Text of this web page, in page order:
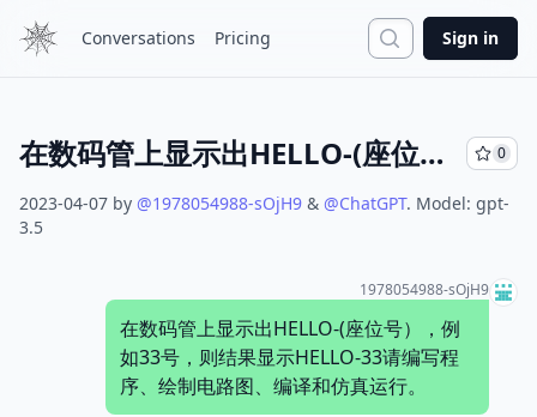
Conversations Pricing Search
Sign in
在数码管上显示出HELLO-(座位号），例如33号，则结果显示HELLO-33请编写程序、绘制电路图、编译和仿真运行。 0
2023-04-07 by @1978054988-sOjH9 & @ChatGPT. Model: gpt-
3.5
1978054988-sOjH9
在数码管上显示出HELLO-(座位号），例
如33号，则结果显示HELLO-33请编写程
序、绘制电路图、编译和仿真运行。